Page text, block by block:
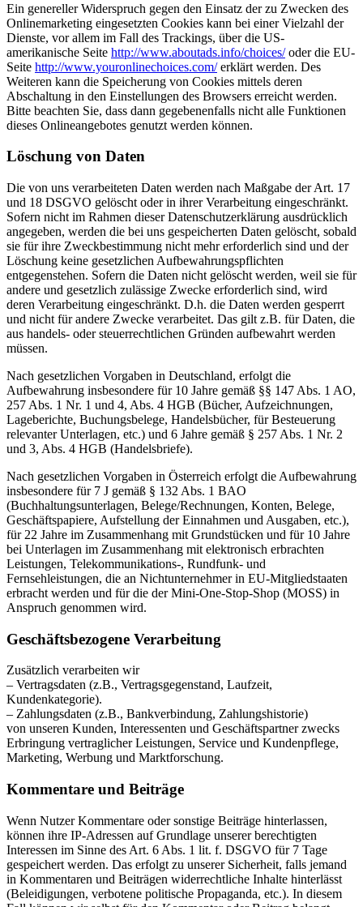
Ein genereller Widerspruch gegen den Einsatz der zu Zwecken des
Onlinemarketing eingesetzten Cookies kann bei einer Vielzahl der
Dienste, vor allem im Fall des Trackings, über die US-
amerikanische Seite http://www.aboutads.info/choices/oder die EU-
Seite http://www.youronlinechoices.com/erklärt werden. Des
Weiteren kann die Speicherung von Cookies mittels deren
Abschaltung in den Einstellungen des Browsers erreicht werden.
Bitte beachten Sie, dass dann gegebenenfalls nicht alle Funktionen
dieses Onlineangebotes genutzt werden können.
Löschung von Daten
Die von uns verarbeiteten Daten werden nach Maßgabe der Art. 17
und 18 DSGVO gelöscht oder in ihrer Verarbeitung eingeschränkt.
Sofern nicht im Rahmen dieser Datenschutzerklärung ausdrücklich
angegeben, werden die bei uns gespeicherten Daten gelöscht, sobald
sie für ihre Zweckbestimmung nicht mehr erforderlich sind und der
Löschung keine gesetzlichen Aufbewahrungspflichten
entgegenstehen. Sofern die Daten nicht gelöscht werden, weil sie für
andere und gesetzlich zulässige Zwecke erforderlich sind, wird
deren Verarbeitung eingeschränkt. D.h. die Daten werden gesperrt
und nicht für andere Zwecke verarbeitet. Das gilt z.B. für Daten, die
aus handels- oder steuerrechtlichen Gründen aufbewahrt werden
müssen.
Nach gesetzlichen Vorgaben in Deutschland, erfolgt die
Aufbewahrung insbesondere für 10 Jahre gemäß §§ 147 Abs. 1 AO,
257 Abs. 1 Nr. 1 und 4, Abs. 4 HGB (Bücher, Aufzeichnungen,
Lageberichte, Buchungsbelege, Handelsbücher, für Besteuerung
relevanter Unterlagen, etc.) und 6 Jahre gemäß § 257 Abs. 1 Nr. 2
und 3, Abs. 4 HGB (Handelsbriefe).
Nach gesetzlichen Vorgaben in Österreich erfolgt die Aufbewahrung
insbesondere für 7 J gemäß § 132 Abs. 1 BAO
(Buchhaltungsunterlagen, Belege/Rechnungen, Konten, Belege,
Geschäftspapiere, Aufstellung der Einnahmen und Ausgaben, etc.),
für 22 Jahre im Zusammenhang mit Grundstücken und für 10 Jahre
bei Unterlagen im Zusammenhang mit elektronisch erbrachten
Leistungen, Telekommunikations-, Rundfunk- und
Fernsehleistungen, die an Nichtunternehmer in EU-Mitgliedstaaten
erbracht werden und für die der Mini-One-Stop-Shop (MOSS) in
Anspruch genommen wird.
Geschäftsbezogene Verarbeitung
Zusätzlich verarbeiten wir
– Vertragsdaten (z.B., Vertragsgegenstand, Laufzeit,
Kundenkategorie).
– Zahlungsdaten (z.B., Bankverbindung, Zahlungshistorie)
von unseren Kunden, Interessenten und Geschäftspartner zwecks
Erbringung vertraglicher Leistungen, Service und Kundenpflege,
Marketing, Werbung und Marktforschung.
Kommentare und Beiträge
Wenn Nutzer Kommentare oder sonstige Beiträge hinterlassen,
können ihre IP-Adressen auf Grundlage unserer berechtigten
Interessen im Sinne des Art. 6 Abs. 1 lit. f. DSGVO für 7 Tage
gespeichert werden. Das erfolgt zu unserer Sicherheit, falls jemand
in Kommentaren und Beiträgen widerrechtliche Inhalte hinterlässt
(Beleidigungen, verbotene politische Propaganda, etc.). In diesem